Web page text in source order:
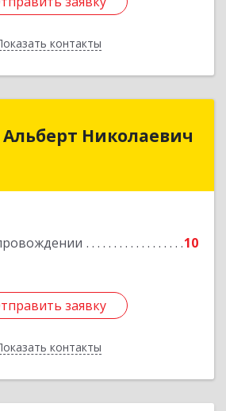
контакты
Назад
Николаевич
10
заявку
контакты
Альберт Николаевич
обл, Елец г, Н.Гусевой ул, 56А
заявку
Назад